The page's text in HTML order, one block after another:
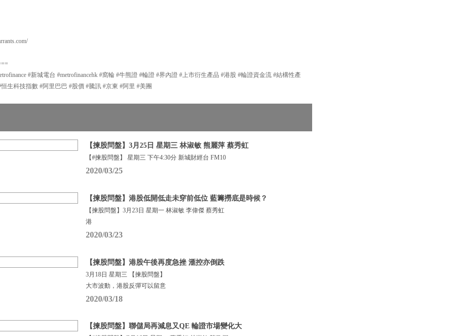
#新城電台 #metrofinancehk #窩輪 #牛熊證 #輪證 #界內證 #上市衍生產品 #港股 #輪證資金流 #結構性產
生科技指數 #阿里巴巴 #股價 #騰訊 #京東 #阿里 #美團
【揀股問盤】3月25日 星期三 林淑敏 熊麗萍 蔡秀虹
【#揀股問盤】 星期三 下午4:30分 新城財經台 FM10
2020/03/25
【揀股問盤】港股低開低走未穿前低位 藍籌撈底是時候？
【揀股問盤】3月23日 星期一 林淑敏 李偉傑 蔡秀虹
港
2020/03/23
【揀股問盤】港股午後再度急挫 滙控亦倒跌
3月18日 星期三 【揀股問盤】
大市波動，港股反彈可以留意
2020/03/18
【揀股問盤】聯儲局再減息又QE 輪證市場變化大